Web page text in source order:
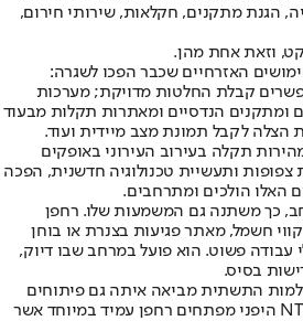
הגנת מתקנים, חקלאות, שירותי חירום,
וזאת אחת מהן.
האזרחיים שכבר הפכו לשגרה:
קבלת החלטות מדויקת; מערכות
ומתקנים הנדסיים ומאתרות תקלות מבעוד
הצלה לקבל תמונת מצב מיידית ועוד.
תקלה בעירוב העירוני באופקים
צפופות ותעשיית טכנולוגיה חדשנית, הפכה
האלו הולכים ומתרחבים.
כך משתנה גם המשמעות שלו. רחפן
חשמל, מאתר פגיעות בצנרת או בוחן
עבודה פשוט. הוא פועל במרחב שבו דיוק,
בסיס.
התשתית מביאה איתה גם פיתוחים
מתקדמים בהרבה. בתאגיד NTT היפני מפתחים רחפן עמיד במיוחד אשר